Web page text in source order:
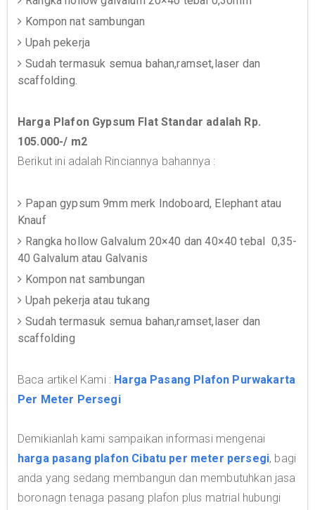
Kompon nat sambungan
Upah pekerja
Sudah termasuk semua bahan,ramset,laser dan
scaffolding.
Harga Plafon Gypsum Flat Standar adalah Rp.
105.000-/ m2
Berikut ini adalah Rinciannya bahannya :
Papan gypsum 9mm merk Indoboard, Elephant atau
Knauf
Rangka hollow Galvalum 20×40 dan 40×40 tebal 0,35-
40 Galvalum atau Galvanis
Kompon nat sambungan
Upah pekerja atau tukang
Sudah termasuk semua bahan,ramset,laser dan
scaffolding
Baca artikel Kami : Harga Pasang Plafon Purwakarta
Per Meter Persegi
Demikianlah kami sampaikan informasi mengenai
harga pasang plafon Cibatu per meter persegi, bagi
anda yang sedang membangun dan membutuhkan jasa
boronagn tenaga pasang plafon plus matrial hubungi